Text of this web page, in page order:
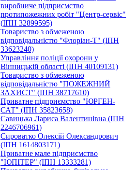
виробниче підприємство
протипожежних робіт "Центр-сервіс"
(ІПН 32899595)
Товариство з обмеженою
відповідальністю "Флоріан-Т" (ІПН
33623240)
Управління поліції охорони у
Вінницькій області (ІПН 40109131)
Toвapиcтвo з oбмeжeнoю
вiдпoвiдaльнicтю "ПОЖЕЖНИЙ
ЗАХИСТ" (ІПН 38717610)
Пpивaтнe пiдпpиємcтвo "ЮРГЕН-
САТ" (ІПН 35823658)
Савицька Лариса Валентинівна (ІПН
2246706961)
Сироватко Олексій Олександрович
(ІПН 1614803171)
Приватне мале підприємство
"ЮПІТЕР" (ІПН 13333281)